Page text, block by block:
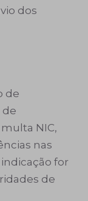
dos
de
de
NIC,
nas
for
de